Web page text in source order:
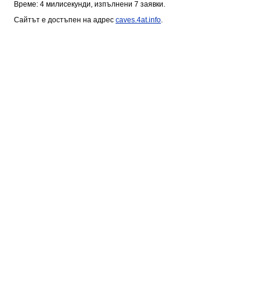
Време: 4 милисекунди, изпълнени 7 заявки.
Сайтът е достъпен на адрес caves.4at.info.